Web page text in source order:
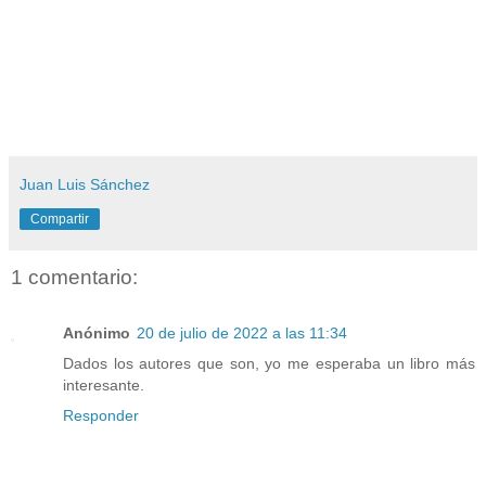
Juan Luis Sánchez
Compartir
1 comentario:
Anónimo 20 de julio de 2022 a las 11:34
Dados los autores que son, yo me esperaba un libro más
interesante.
Responder